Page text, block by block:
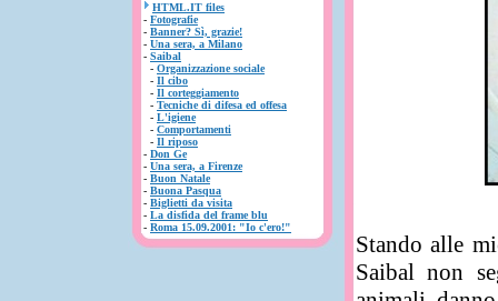
HTML.IT files
- Fotografie
- Banner? Sì, grazie!
- Una sera, a Milano
- Saibal
- Organizzazione sociale
- Il cibo
- Il corteggiamento
- Tecniche di difesa ed offesa
- L'igiene
- Comportamenti
- Il riposo
- Don Ge
- Una sera, a Firenze
- Buon Natale
- Buona Pasqua
- Biglietti da visita
- La disfida del frame blu
- Roma 15.09.2001: "Io c'ero!"
Stando alle
Saibal non